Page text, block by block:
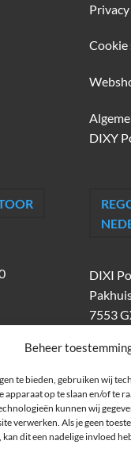
Beheer
te bieden, gebruiken wij
apparaat op te slaan en/of te
kunnen wij
verwerken. Als je geen
dit een nadelige invloed
DIXY
DIXI
7553
Volg
Volg